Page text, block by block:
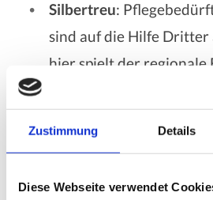
Zustimmung Details
Diese Webseite verwendet
Silbertreu:
sind auf die Hilfe Dritter
hier spielt der regionale
Rolle. Silbertreu ist im
ausgebildetem